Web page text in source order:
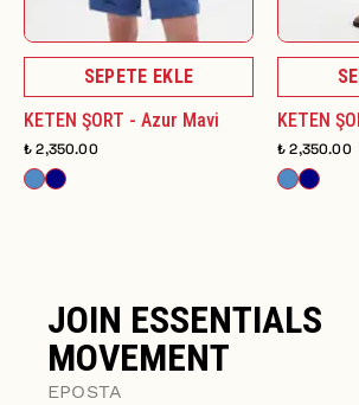
SEPETE EKLE
KETEN ŞORT - Azur Mavi
₺ 2,350.00
KETEN
₺ 2,350.00
JOIN ESSENTIALS
MOVEMENT